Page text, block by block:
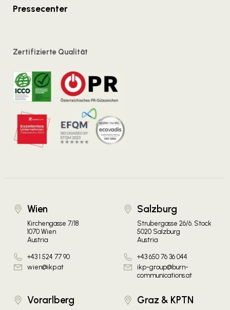
Pressecenter
Zertifizierte Qualität
Wien
Kirchengasse 7/18
1070 Wien
Austria
+43 1 524 77 90
wien@ikp.at
Salzburg
Strubergasse 26/6. Stock
5020 Salzburg
Austria
+43 650 76 36 044
ikp-group@burn-
communications.at
Vorarlberg Graz & KPTN